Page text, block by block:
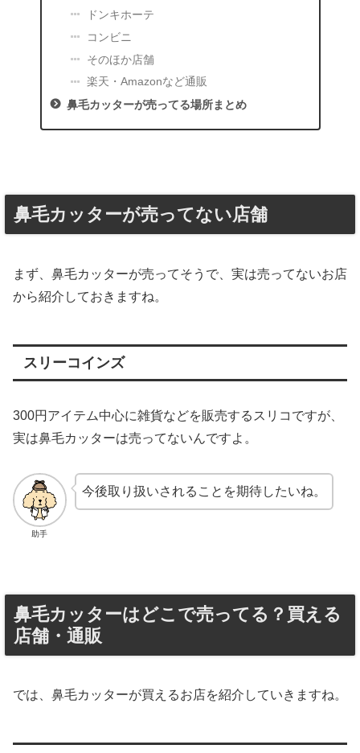
ドンキホーテ
コンビニ
そのほか店舗
楽天・Amazonなど通販
鼻毛カッターが売ってる場所まとめ
鼻毛カッターが売ってない店舗
まず、鼻毛カッターが売ってそうで、実は売ってないお店
から紹介しておきますね。
スリーコインズ
300円アイテム中心に雑貨などを販売するスリコですが、
実は鼻毛カッターは売ってないんですよ。
助手
今後取り扱いされることを期待したいね。
鼻毛カッターはどこで売ってる？買える
店舗・通販
では、鼻毛カッターが買えるお店を紹介していきますね。